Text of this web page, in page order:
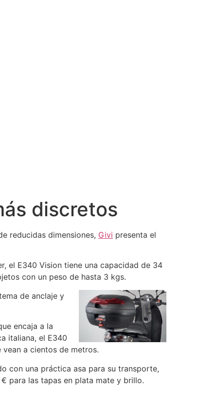
discretos
reducidas dimensiones, Givi presenta el
el E340 Vision tiene una capacidad de 34
con un peso de hasta 3 kgs.
de anclaje y
encaja a la
italiana, el E340
a cientos de metros.
con una práctica asa para su transporte,
para las tapas en plata mate y brillo.